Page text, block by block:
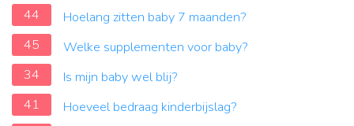
44
Hoelang zitten baby 7 maanden?
45
Welke supplementen voor baby?
34
Is mijn baby wel blij?
41
Hoeveel bedraag kinderbijslag?